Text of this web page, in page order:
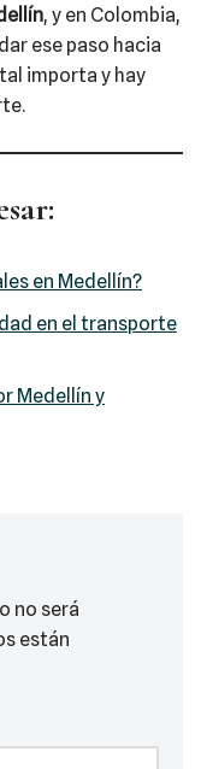
, y en Colombia,
ese paso hacia
importa y hay
en Medellín?
en el transporte
Medellín y
no será
están